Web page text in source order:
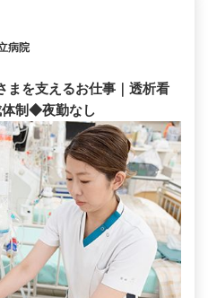
病院
まを支えるお仕事｜透析看
制◆夜勤なし